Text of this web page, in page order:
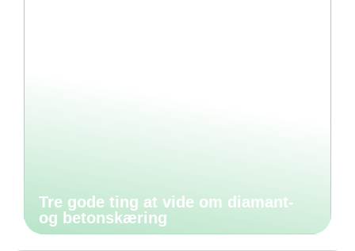
Tre gode ting at vide om diamant-
og betonskæring